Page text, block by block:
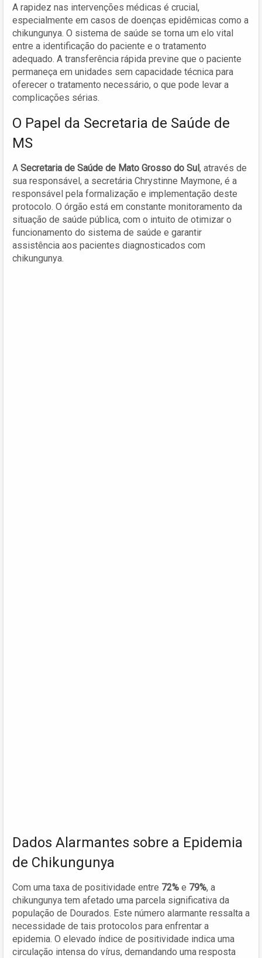
A rapidez nas intervenções médicas é crucial,
especialmente em casos de doenças epidêmicas como a
chikungunya. O sistema de saúde se torna um elo vital
entre a identificação do paciente e o tratamento
adequado. A transferência rápida previne que o paciente
permaneça em unidades sem capacidade técnica para
oferecer o tratamento necessário, o que pode levar a
complicações sérias.
O Papel da Secretaria de Saúde de
MS
A Secretaria de Saúde de Mato Grosso do Sul, através de
sua responsável, a secretária Chrystinne Maymone, é a
responsável pela formalização e implementação deste
protocolo. O órgão está em constante monitoramento da
situação de saúde pública, com o intuito de otimizar o
funcionamento do sistema de saúde e garantir
assistência aos pacientes diagnosticados com
chikungunya.
Dados Alarmantes sobre a Epidemia
de Chikungunya
Com uma taxa de positividade entre 72% e 79%, a
chikungunya tem afetado uma parcela significativa da
população de Dourados. Este número alarmante ressalta a
necessidade de tais protocolos para enfrentar a
epidemia. O elevado índice de positividade indica uma
circulação intensa do vírus, demandando uma resposta